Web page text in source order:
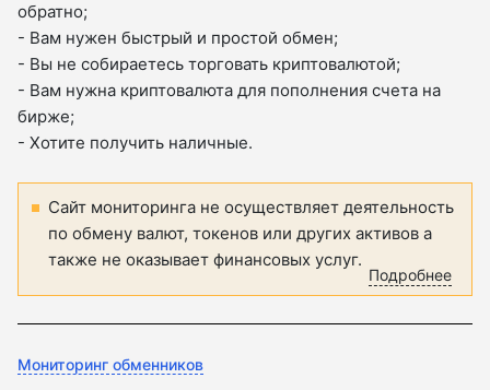
обратно;
- Вам нужен быстрый и простой обмен;
- Вы не собираетесь торговать криптовалютой;
- Вам нужна криптовалюта для пополнения счета на
бирже;
- Хотите получить наличные.
Сайт мониторинга не осуществляет деятельность
по обмену валют, токенов или других активов а
также не оказывает финансовых услуг.
Подробнее
Мониторинг обменников